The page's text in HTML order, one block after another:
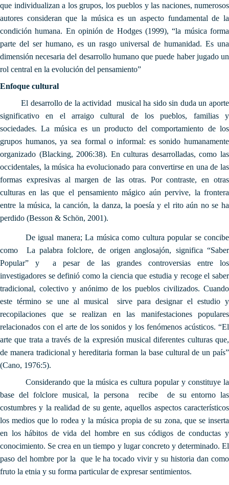
que individualizan a los grupos, los pueblos y las naciones, numerosos
autores consideran que la música es un aspecto fundamental de la
condición humana. En opinión de Hodges (1999), “la música forma
parte del ser humano, es un rasgo universal de humanidad. Es una
dimensión necesaria del desarrollo humano que puede haber jugado un
rol central en la evolución del pensamiento”
Enfoque cultural
El desarrollo de la actividad musical ha sido sin duda un aporte
significativo en el arraigo cultural de los pueblos, familias y
sociedades. La música es un producto del comportamiento de los
grupos humanos, ya sea formal o informal: es sonido humanamente
organizado (Blacking, 2006:38). En culturas desarrolladas, como las
occidentales, la música ha evolucionado para convertirse en una de las
formas expresivas al margen de las otras. Por contraste, en otras
culturas en las que el pensamiento mágico aún pervive, la frontera
entre la música, la canción, la danza, la poesía y el rito aún no se ha
perdido (Besson & Schön, 2001).
De igual manera; La música como cultura popular se concibe
como La palabra folclore, de origen anglosajón, significa “Saber
Popular” y a pesar de las grandes controversias entre los
investigadores se definió como la ciencia que estudia y recoge el saber
tradicional, colectivo y anónimo de los pueblos civilizados. Cuando
este término se une al musical sirve para designar el estudio y
recopilaciones que se realizan en las manifestaciones populares
relacionados con el arte de los sonidos y los fenómenos acústicos. “El
arte que trata a través de la expresión musical diferentes culturas que,
de manera tradicional y hereditaria forman la base cultural de un país”
(Cano, 1976:5).
Considerando que la música es cultura popular y constituye la
base del folclore musical, la persona recibe de su entorno las
costumbres y la realidad de su gente, aquellos aspectos característicos
los medios que lo rodea y la música propia de su zona, que se inserta
en los hábitos de vida del hombre en sus códigos de conductas y
conocimiento. Se crea en un tiempo y lugar concreto y determinado. El
paso del hombre por la que le ha tocado vivir y su historia dan como
fruto la etnia y su forma particular de expresar sentimientos.